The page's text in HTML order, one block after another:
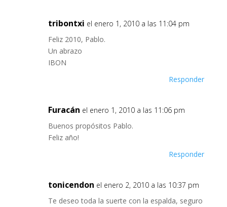
tribontxi el enero 1, 2010 a las 11:04 pm
Feliz 2010, Pablo.
Un abrazo
IBON
Responder
Furacán el enero 1, 2010 a las 11:06 pm
Buenos propósitos Pablo.
Feliz año!
Responder
tonicendon el enero 2, 2010 a las 10:37 pm
Te deseo toda la suerte con la espalda, seguro